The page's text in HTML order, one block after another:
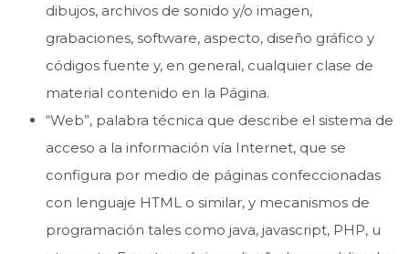
dibujos, archivos de sonido y/o imagen,
grabaciones, software, aspecto, diseño gráfico y
códigos fuente y, en general, cualquier clase de
material contenido en la Página.
“Web”, palabra técnica que describe el sistema de
acceso a la información vía Internet, que se
configura por medio de páginas confeccionadas
con lenguaje HTML o similar, y mecanismos de
programación tales como java, javascript, PHP, u